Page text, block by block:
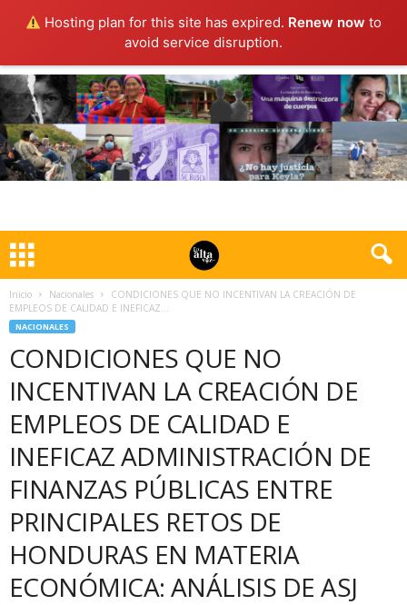
Hosting plan for this site has expired. Renew now to
avoid service disruption.
Inicio Nacionales
CONDICIONES QUE NO INCENTIVAN LA CREACIÓN DE
EMPLEOS DE CALIDAD E INEFICAZ...
NACIONALES
CONDICIONES QUE NO
INCENTIVAN LA CREACIÓN DE
EMPLEOS DE CALIDAD E
INEFICAZ ADMINISTRACIÓN DE
FINANZAS PÚBLICAS ENTRE
PRINCIPALES RETOS DE
HONDURAS EN MATERIA
ECONÓMICA: ANÁLISIS DE ASJ